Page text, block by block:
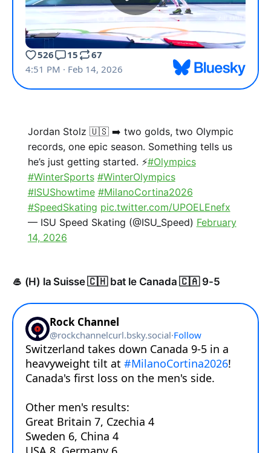
Jordan Stolz 🇺🇸 ➡️ two golds, two Olympic
records, one epic season. Something tells us
he’s just getting started. ⚡#Olympics
#WinterSports #WinterOlympics
#ISUShowtime #MilanoCortina2026
#SpeedSkating pic.twitter.com/UPOELEnefx
— ISU Speed Skating (@ISU_Speed) February
14, 2026
🥌 (H) la Suisse 🇨🇭 bat le Canada 🇨🇦 9-5